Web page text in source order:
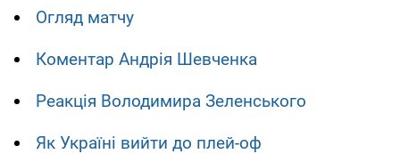
Огляд матчу
Коментар Андрія Шевченка
Реакція Володимира Зеленського
Як Україні вийти до плей-оф